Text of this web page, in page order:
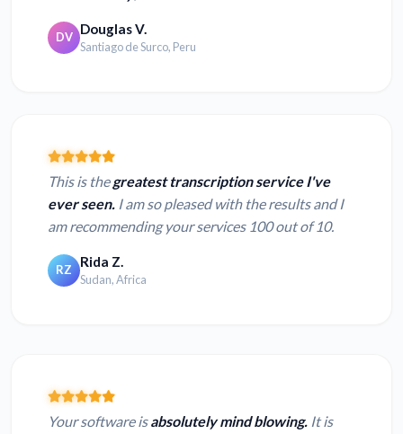
DV Douglas V.
Santiago de Surco, Peru
This is thegreatest transcription service I've
ever seen. I am so pleased with the results and I
am recommending your services 100 out of 10.
RZ Rida Z.
Sudan, Africa
Your software isabsolutely mind blowing. It is